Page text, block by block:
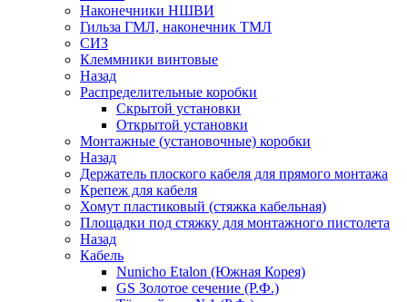
Наконечники НШВИ
Гильза ГМЛ, наконечник ТМЛ
СИЗ
Клеммники винтовые
Назад
Распределительные коробки
Скрытой установки
Открытой установки
Монтажные (установочные) коробки
Назад
Держатель плоского кабеля для прямого монтажа
Крепеж для кабеля
Хомут пластиковый (стяжка кабельная)
Площадки под стяжку для монтажного пистолета
Назад
Кабель
Nunicho Etalon (Южная Корея)
GS Золотое сечение (Р.Ф.)